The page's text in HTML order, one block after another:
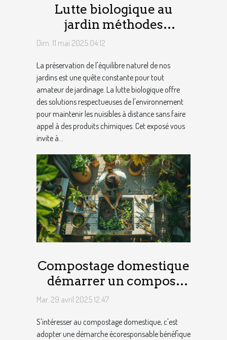
Lutte biologique au
jardin méthodes
naturelles pour contrôler
Dim. 11 mai 2025 04:12
La préservation de l'équilibre naturel de nos
jardins est une quête constante pour tout
amateur de jardinage. La lutte biologique offre
des solutions respectueuses de l'environnement
pour maintenir les nuisibles à distance sans faire
appel à des produits chimiques. Cet exposé vous
invite à...
Compostage domestique
démarrer un compost
pour enrichir la terre de
Mar. 29 avril 2025 12:47
S'intéresser au compostage domestique, c'est
adopter une démarche écoresponsable bénéfique